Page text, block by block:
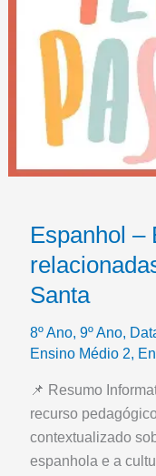
Espanhol –
Santa
8º Ano, 9º Ano,
Ensino Médio 2,
📌 Resumo
recurso
contextualizado
espanhola e a